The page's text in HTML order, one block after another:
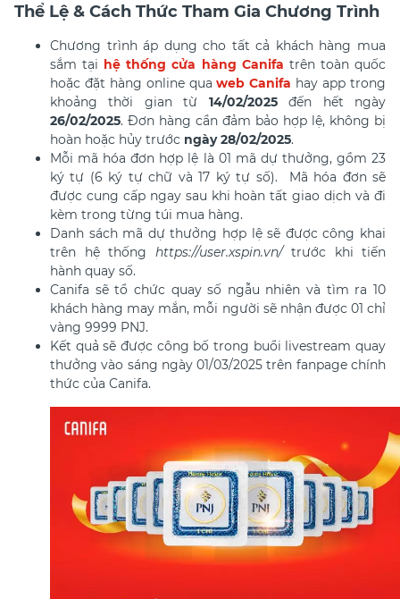
Thể Lệ & Cách Thức Tham Gia Chương Trình
Chương trình áp dụng cho tất cả khách hàng mua
sắm tại hệ thống cửa hàng Canifa trên toàn quốc
hoặc đặt hàng online quaweb Canifa hay app trong
khoảng thời gian từ 14/02/2025đến hết ngày
26/02/2025. Đơn hàng cần đảm bảo hợp lệ, không bị
hoàn hoặc hủy trước ngày 28/02/2025.
Mỗi mã hóa đơn hợp lệ là 01 mã dự thưởng, gồm 23
ký tự (6 ký tự chữ và 17 ký tự số). Mã hóa đơn sẽ
được cung cấp ngay sau khi hoàn tất giao dịch và đi
kèm trong từng túi mua hàng.
Danh sách mã dự thưởng hợp lệ sẽ được công khai
trên hệ thống https://user.xspin.vn/trước khi tiến
hành quay số.
Canifa sẽ tổ chức quay số ngẫu nhiên và tìm ra 10
khách hàng may mắn, mỗi người sẽ nhận được 01 chỉ
vàng 9999 PNJ.
Kết quả sẽ được công bố trong buổi livestream quay
thưởng vào sáng ngày 01/03/2025 trên fanpage chính
thức của Canifa.